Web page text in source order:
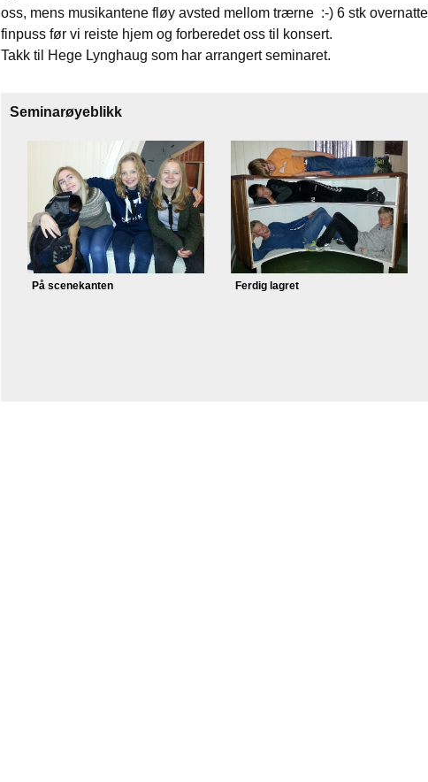
oss, mens musikantene fløy avsted mellom trærne :-) 6 stk
finpuss før vi reiste hjem og forberedet oss til konsert.
Takk til Hege Lynghaug som har arrangert seminaret.
Seminarøyeblikk
På scenekanten Ferdig lagret